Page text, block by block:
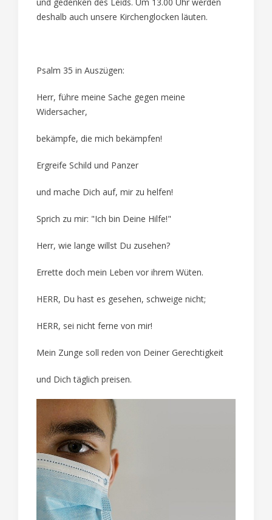
deshalb auch unsere Kirchenglocken läuten.
Psalm 35 in Auszügen:
Herr, führe meine Sache gegen meine
Widersacher,
bekämpfe, die mich bekämpfen!
Ergreife Schild und Panzer
und mache Dich auf, mir zu helfen!
Sprich zu mir: "Ich bin Deine Hilfe!"
Herr, wie lange willst Du zusehen?
Errette doch mein Leben vor ihrem Wüten.
HERR, Du hast es gesehen, schweige nicht;
HERR, sei nicht ferne von mir!
Mein Zunge soll reden von Deiner Gerechtigkeit
und Dich täglich preisen.